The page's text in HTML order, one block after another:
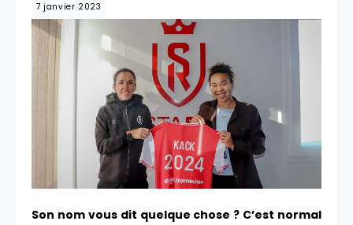
7 janvier 2023
Son nom vous dit quelque chose ? C’est normal